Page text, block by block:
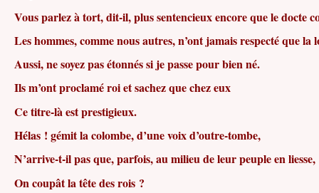
Vous parlez à tort, dit-il, plus sentencieux encore que le docte
Les hommes, comme nous autres, n’ont jamais respecté que
Aussi, ne soyez pas étonnés si je passe pour bien né.
Ils m’ont proclamé roi et sachez que chez eux
Ce titre-là est prestigieux.
Hélas ! gémit la colombe, d’une voix d’outre-tombe,
N’arrive-t-il pas que, parfois, au milieu de leur peuple en liesse,
On coupât la tête des rois ?